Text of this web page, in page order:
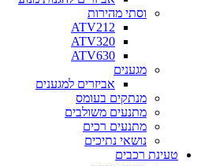
וסתי מהירות
ATV212
ATV320
ATV630
מגענים
אביזרים למגענים
מנתקים בעומס
מתנעים משולבים
מתנעים רכים
נושאי נתיכים
טעינת רכבים